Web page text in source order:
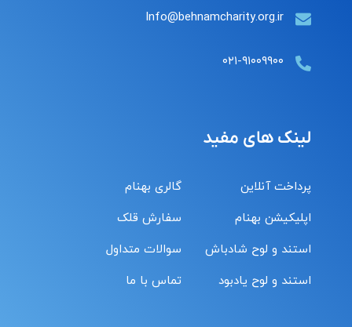
Info@behnamcharity.org.ir
۰۲۱-۹۱۰۰۹۹۰۰
لینک های مفید
پرداخت آنلاین
اپلیکیشن بهنام
استند و لوح شادباش
استند و لوح یادبود
گالری بهنام
سفارش قلک
سوالات متداول
تماس با ما